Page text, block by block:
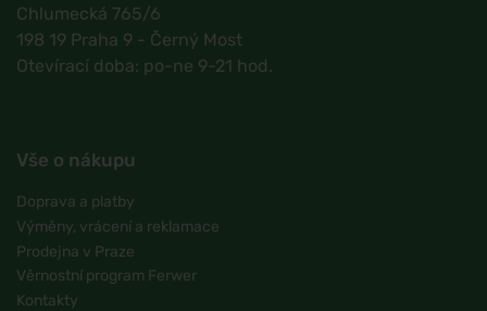
Chlumecká 765/6
198 19 Praha 9 - Černý Most
Otevírací doba: po-ne 9-21 hod.
Vše o nákupu
Doprava a platby
Výměny, vrácení a reklamace
Prodejna v Praze
Věrnostní program Ferwer
Kontakty